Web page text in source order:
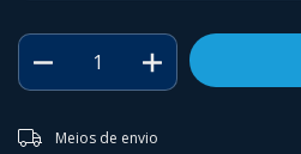
Entregas para o CEP:
Meios de envio